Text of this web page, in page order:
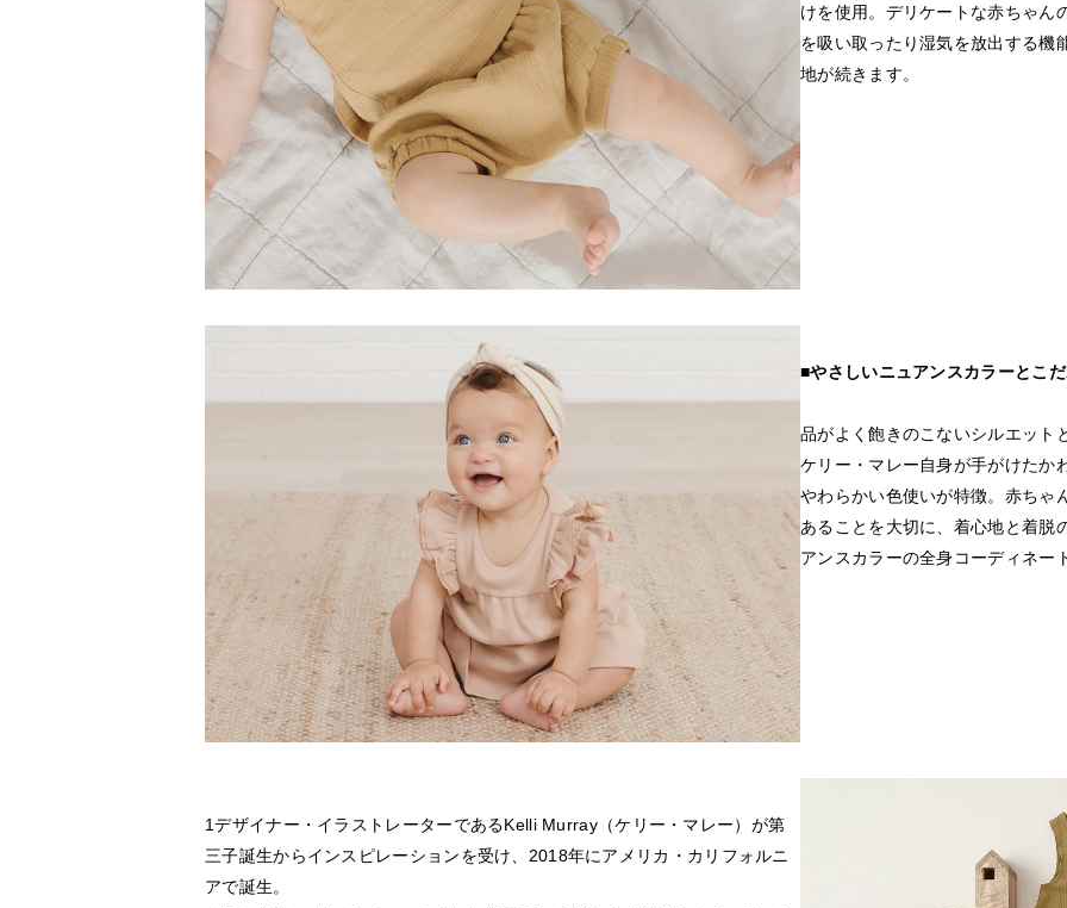
けを使用。デリケートな赤ちゃん
を吸い取ったり湿気を放出する機
地が続きます。
■やさしいニュアンスカラーとこ
品がよく飽きのこないシルエット
ケリー・マレー自身が手がけたか
やわらかい色使いが特徴。赤ちゃ
あることを大切に、着心地と着脱
アンスカラーの全身コーディネー
1デザイナー・イラストレーターであるKelli Murray（ケリー・マレー）が第
三子誕生からインスピレーションを受け、2018年にアメリカ・カリフォルニ
アで誕生。